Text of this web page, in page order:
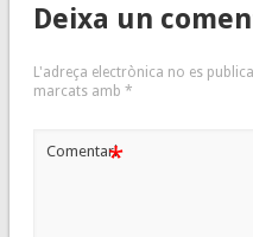
Deixa un
L'adreça electrònica no es
marcats amb *
Comentari*